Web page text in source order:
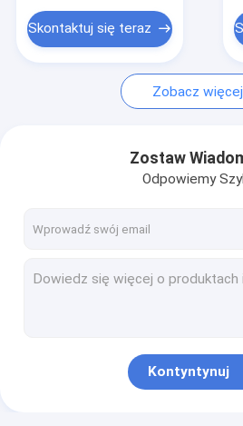
Pluszowe zabawki dla zwierząt
Wypchane zwierzę na prezent
Wibrująca pluszowa zabawka
Skontaktuj się teraz
Zobacz więcej
Zostaw
Odpowiemy
Kontyntynuj